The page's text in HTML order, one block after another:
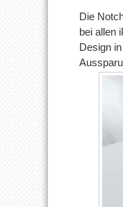
Die
bei allen
Design